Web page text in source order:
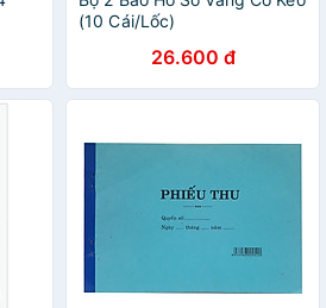
(10 Cái/Lốc)
26.600 đ